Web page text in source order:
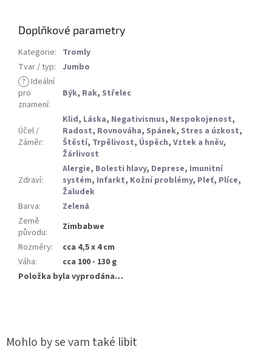
Doplňkové parametry
Kategorie: Tromly
Tvar / typ: Jumbo
? Ideální
pro
znamení:
Býk, Rak, Střelec
Účel /
Záměr:
Klid, Láska, Negativismus, Nespokojenost,
Radost, Rovnováha, Spánek, Stres a úzkost,
Štěstí, Trpělivost, Úspěch, Vztek a hněv,
Žárlivost
Zdraví:
Alergie, Bolesti hlavy, Deprese, Imunitní
systém, Infarkt, Kožní problémy, Pleť, Plíce,
Žaludek
Barva:
Zelená
Země
původu:
Zimbabwe
Rozměry:
cca 4,5 x 4 cm
Váha:
cca 100 - 130 g
Položka byla vyprodána…